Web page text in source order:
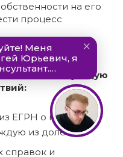
на его
процесс
следующую
ЕГРН о праве
из долей.
справок и